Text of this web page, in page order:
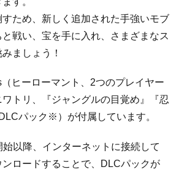
ため、新しく追加された手強いモブ
と戦い、宝を手に入れ、さまざまなス
ましょう！
ヒーローマント、2つのプレイヤー
トリ、『ジャングルの目覚め』『忍
パック※）が付属しています。
以降、インターネットに接続して
ロードすることで、DLCパックが